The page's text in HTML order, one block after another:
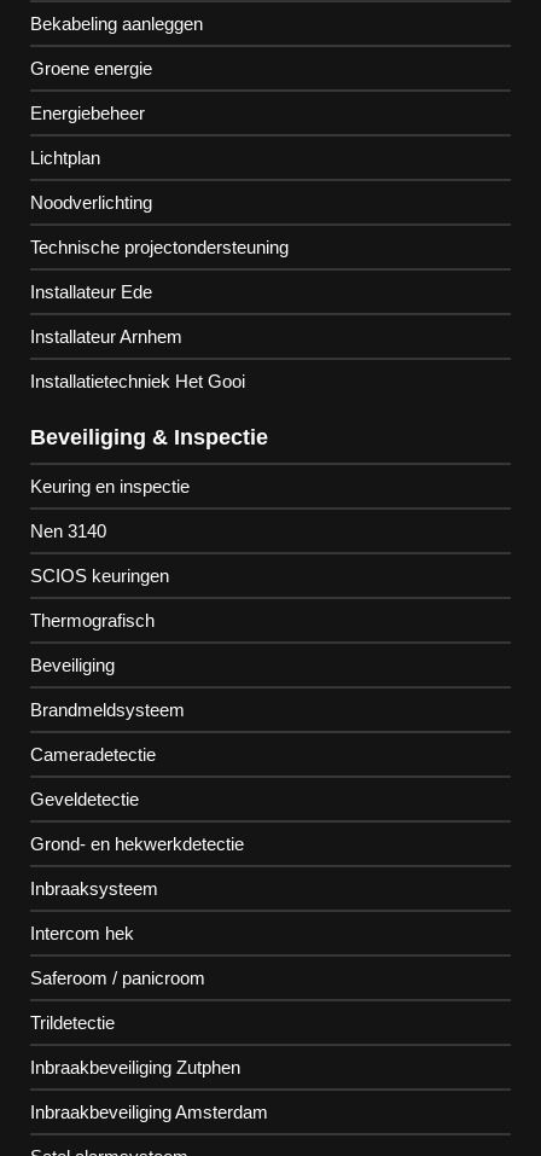
Bekabeling aanleggen
Groene energie
Energiebeheer
Lichtplan
Noodverlichting
Technische projectondersteuning
Installateur Ede
Installateur Arnhem
Installatietechniek Het Gooi
Beveiliging & Inspectie
Keuring en inspectie
Nen 3140
SCIOS keuringen
Thermografisch
Beveiliging
Brandmeldsysteem
Cameradetectie
Geveldetectie
Grond- en hekwerkdetectie
Inbraaksysteem
Intercom hek
Saferoom / panicroom
Trildetectie
Inbraakbeveiliging Zutphen
Inbraakbeveiliging Amsterdam